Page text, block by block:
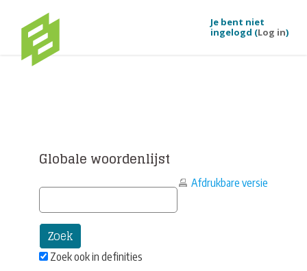
Je bent niet
ingelogd (Log in)
Globale woordenlijst
Afdrukbare versie
Zoek ook in definities